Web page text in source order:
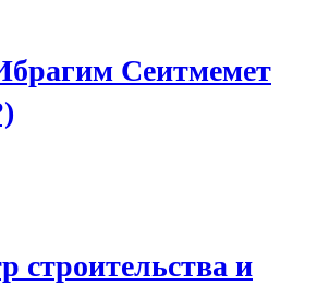
Сеитмемет
строительства и